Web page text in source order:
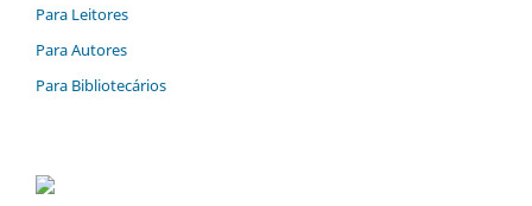
Para Leitores
Para Autores
Para Bibliotecários